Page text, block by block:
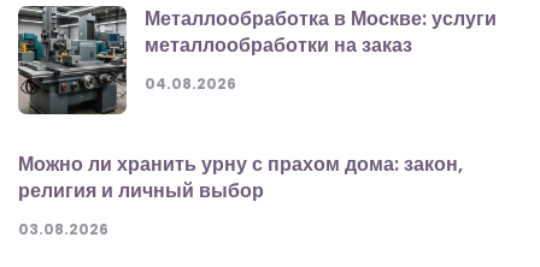
Металлообработка в Москве: услуги
металлообработки на заказ
04.08.2026
Можно ли хранить урну с прахом дома: закон,
религия и личный выбор
03.08.2026